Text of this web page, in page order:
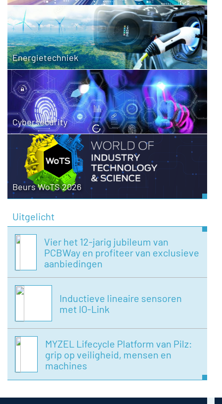
Energietechniek
Cybersecurity
Beurs WoTS 2026
Uitgelicht
Vier het 12-jarig jubileum van
PCBWay en profiteer van exclusieve
aanbiedingen
Inductieve lineaire sensoren
met IO-Link
MYZEL Lifecycle Platform van Pilz:
grip op veiligheid, mensen en
machines